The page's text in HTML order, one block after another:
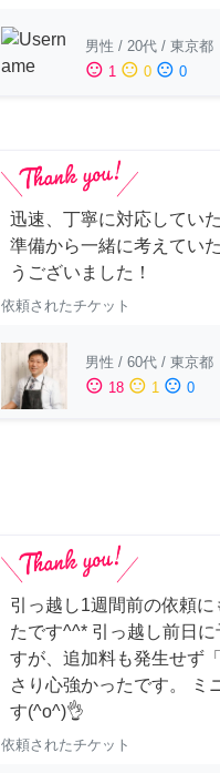
男性 / 20代 / 東京都
sentiment_satisfied 1 sentiment_neutral 0 sentiment_dissatisfied 0
迅速、丁寧に対応してい
準備から一緒に考えてい
うございました！
依頼されたチケット
男性 / 60代 / 東京都
sentiment_satisfied 18 sentiment_neutral 1 sentiment_dissatisfied 0
引っ越し1週間前の依頼
たです^^* 引っ越し前日
すが、追加料も発生せず
さり心強かったです。 ミ
す(^o^)👌
依頼されたチケット